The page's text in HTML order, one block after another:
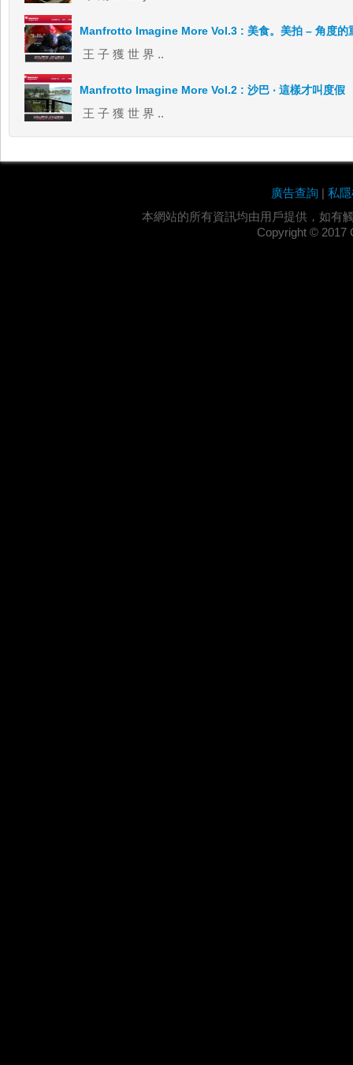
Manfrotto Imagine More Vol.3 : 美食。美拍 – 角度的
王 子 獲 世 界 ..
Manfrotto Imagine More Vol.2 : 沙巴 ‧ 這樣才叫度假
王 子 獲 世 界 ..
廣告查詢 | 私
本網站的所有資訊均由用戶提供，如有
Copyright © 2017